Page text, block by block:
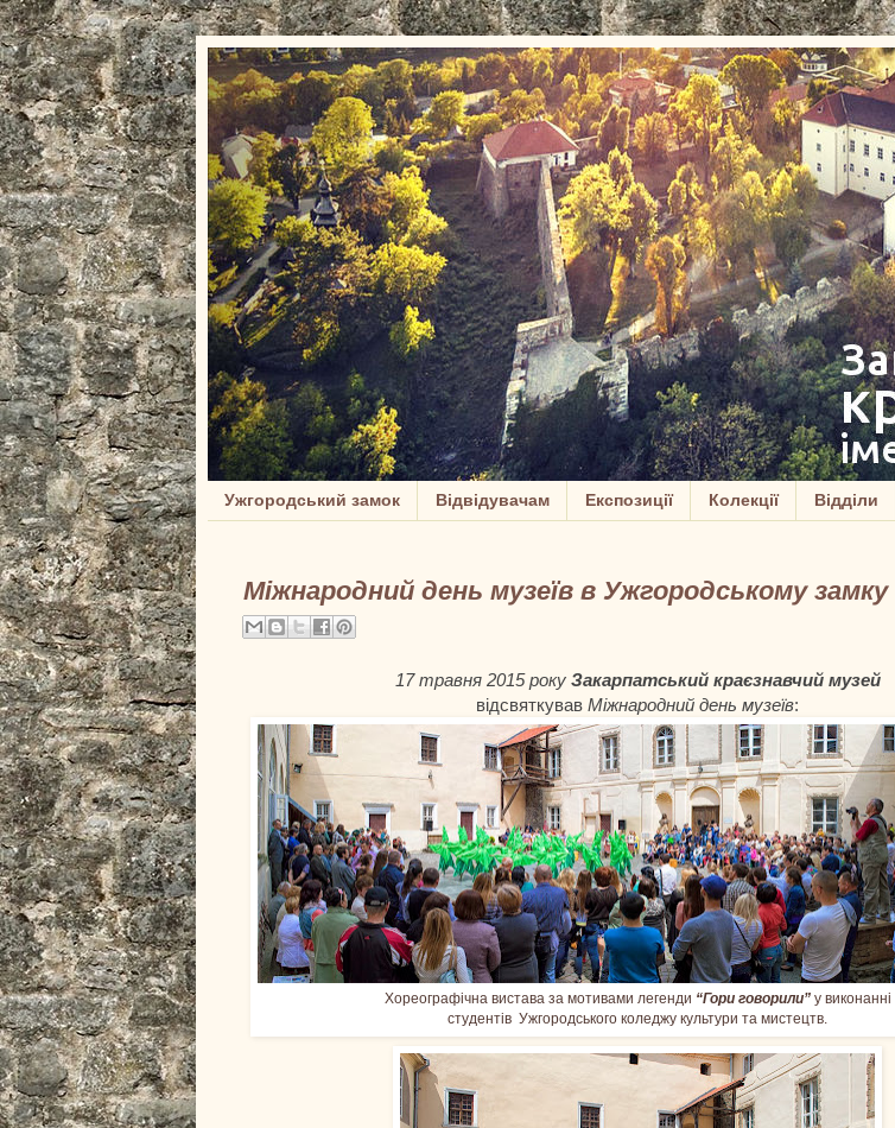
Ужгородський замок Відвідувачам Експозиції Колекції Відділи
Міжнародний день музеїв в Ужгородському замку
17 травня 2015 року Закарпатський краєзнавчий музей
відсвяткував Міжнародний день музеїв:
Хореографічна вистава за мотивами легенди “Гори говорили” у виконанні
студентів Ужгородського коледжу культури та мистецтв.